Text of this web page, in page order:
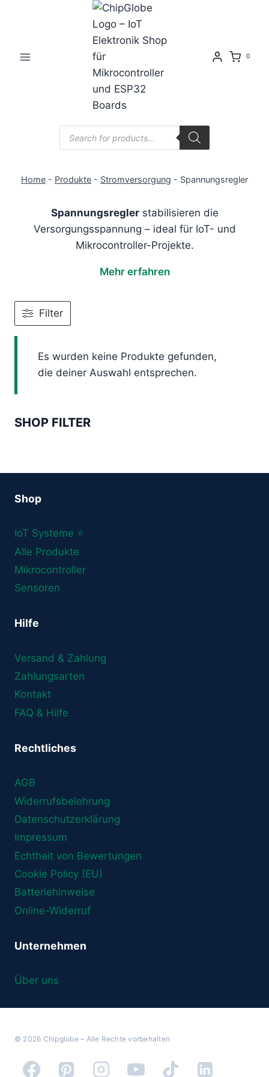
0
Products
search
Home - Produkte - Stromversorgung - Spannungsregler
Spannungsreglerstabilisieren die
Versorgungsspannung – ideal für IoT- und
Mikrocontroller-Projekte.
Mehr erfahren
Filter
Es wurden keine Produkte gefunden,
die deiner Auswahl entsprechen.
SHOP FILTER
Shop
IoT Systeme ⭐
Alle Produkte
Mikrocontroller
Sensoren
Hilfe
Versand & Zahlung
Zahlungsarten
Kontakt
FAQ & Hilfe
Rechtliches
AGB
Widerrufsbelehrung
Datenschutzerklärung
Impressum
Echtheit von Bewertungen
Cookie Policy (EU)
Batteriehinweise
Online-Widerruf
Unternehmen
Über uns
© 2026 Chipglobe – Alle Rechte vorbehalten